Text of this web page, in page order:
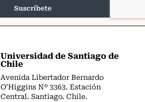
Universidad de Santiago de
Chile
Avenida Libertador Bernardo
O’Higgins Nº 3363. Estación
Central. Santiago. Chile.